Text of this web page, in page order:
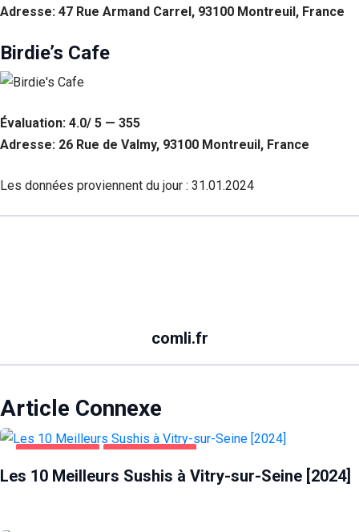
Adresse: 47 Rue Armand Carrel, 93100 Montreuil, France
Birdie’s Cafe
Évaluation: 4.0/ 5 — 355
Adresse: 26 Rue de Valmy, 93100 Montreuil, France
Les données proviennent du jour : 31.01.2024
comli.fr
Article Connexe
Les 10 Meilleurs Sushis à Vitry-sur-Seine [2024]